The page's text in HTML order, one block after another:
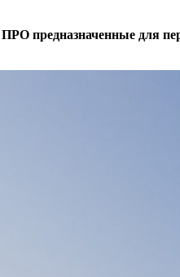
предназначенные для